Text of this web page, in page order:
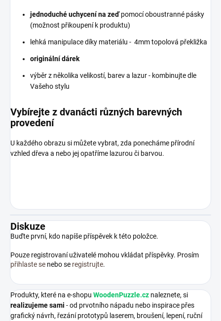
jednoduché uchycení na zeďpomocí oboustranné pásky
(možnost přikoupení k produktu)
lehká manipulace díky materiálu - 4mm topolová překližka
originální dárek
výběr z několika velikostí, barev a lazur - kombinujte dle
Vašeho stylu
Vybírejte z dvanácti různých barevných
provedení
U každého obrazu si můžete vybrat, zda ponecháme přírodní
vzhled dřeva a nebo jej opatříme lazurou či barvou.
Diskuze
Buďte první, kdo napíše příspěvek k této položce.
Pouze registrovaní uživatelé mohou vkládat příspěvky. Prosím
přihlaste se nebo se registrujte.
Produkty, které na e-shopu WoodenPuzzle.cz naleznete, si
realizujeme sami - od prvotního nápadu nebo inspirace přes
grafický návrh, řezání prototypů laserem, broušení, lepení, ruční